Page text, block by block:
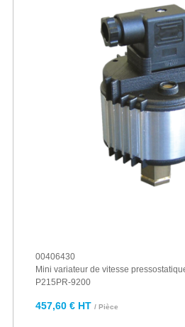
00406430
Mini variateur de vitesse
P215PR-9200
457,60 € HT / Pièce